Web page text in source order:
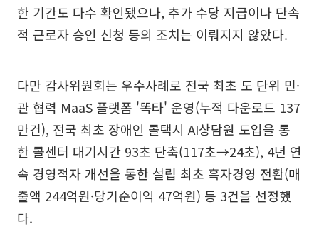
한 기간도 다수 확인됐으나, 추가 수당 지급이나 단속
적 근로자 승인 신청 등의 조치는 이뤄지지 않았다.
다만 감사위원회는 우수사례로 전국 최초 도 단위 민·
관 협력 MaaS 플랫폼 '똑타' 운영(누적 다운로드 137
만건), 전국 최초 장애인 콜택시 AI상담원 도입을 통
한 콜센터 대기시간 93초 단축(117초→24초), 4년 연
속 경영적자 개선을 통한 설립 최초 흑자경영 전환(매
출액 244억원·당기순이익 47억원) 등 3건을 선정했
다.